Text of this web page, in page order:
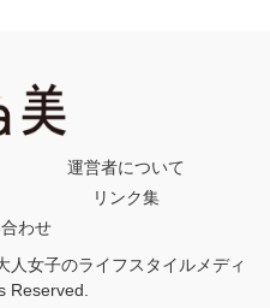
運営者について
リンク集
わせ
女子のライフスタイルメディ
Reserved.